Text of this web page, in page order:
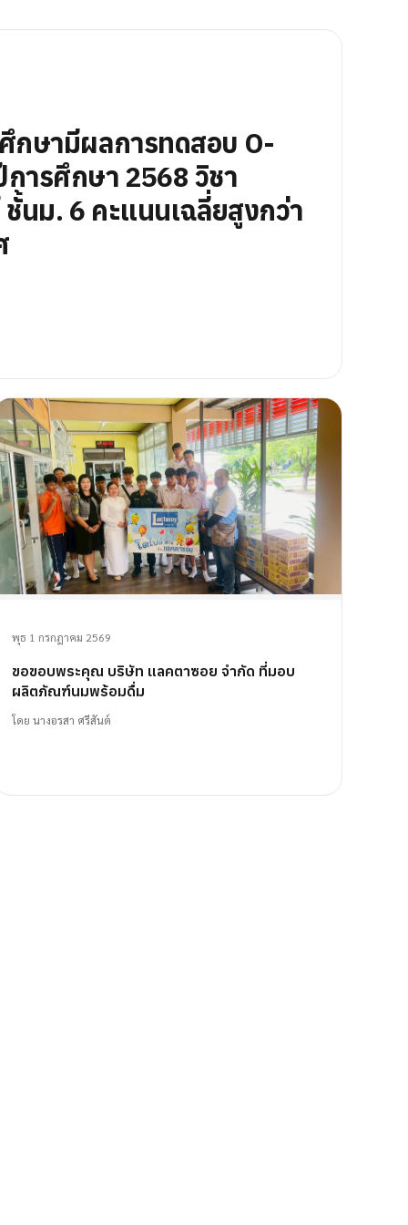
กษามีผลการทดสอบ O-
การศึกษา 2568 วิชา
นม. 6 คะแนนเฉลี่ยสูงกว่า
พุธ 1 กรกฎาคม 2569
ขอขอบพระคุณ บริษัท แลคตาซอย จำกัด ที่มอบ
ผลิตภัณฑ์นมพร้อมดื่ม
โดย นางอรสา ศรีสันต์